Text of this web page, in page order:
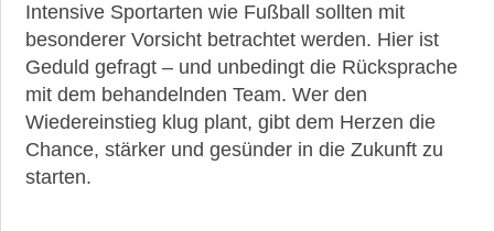
Intensive Sportarten wie Fußball sollten mit
besonderer Vorsicht betrachtet werden. Hier ist
Geduld gefragt – und unbedingt die Rücksprache
mit dem behandelnden Team. Wer den
Wiedereinstieg klug plant, gibt dem Herzen die
Chance, stärker und gesünder in die Zukunft zu
starten.